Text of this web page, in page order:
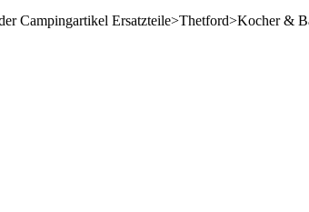
Campingartikel Ersatzteile>Thetford>Kocher &